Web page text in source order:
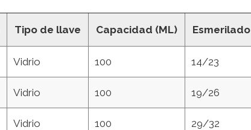
Tipo de llave Capacidad (ML) Esmerilado
Vidrio 100 14/23
Vidrio 100 19/26
Vidrio 100 29/32